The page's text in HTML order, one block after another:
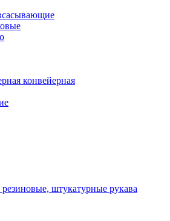
конвейерная
штукатурные рукава